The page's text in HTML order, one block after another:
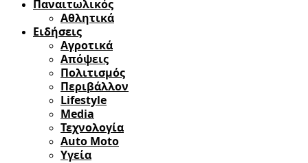
Παναιτωλικός
Αθλητικά
Ειδήσεις
Αγροτικά
Απόψεις
Πολιτισμός
Περιβάλλον
Lifestyle
Media
Τεχνολογία
Auto Moto
Υγεία